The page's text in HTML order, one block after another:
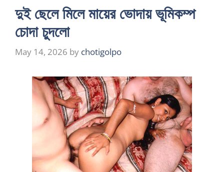
দুই ছেলে মিলে মায়ের ভোদায় ভূমিকম্প
চোদা চুদলো
May 14, 2026 by chotigolpo